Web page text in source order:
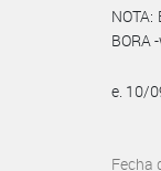
BORA
e. 10/
Fecha